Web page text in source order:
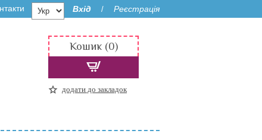
Вхід / Реєстрація
Кошик (0)
додати до закладок